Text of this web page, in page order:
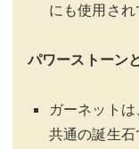
にも使用され
パワーストーン
ガーネット
共通の誕生